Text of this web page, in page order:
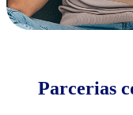
Parcerias